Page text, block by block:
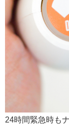
24時間緊急時も